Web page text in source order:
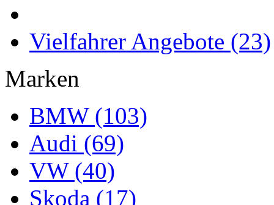
Vielfahrer Angebote (23)
Marken
BMW (103)
Audi (69)
VW (40)
Skoda (17)